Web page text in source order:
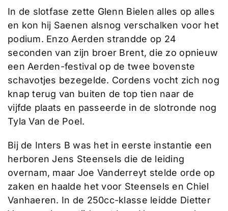
In de slotfase zette Glenn Bielen alles op alles
en kon hij Saenen alsnog verschalken voor het
podium. Enzo Aerden strandde op 24
seconden van zijn broer Brent, die zo opnieuw
een Aerden-festival op de twee bovenste
schavotjes bezegelde. Cordens vocht zich nog
knap terug van buiten de top tien naar de
vijfde plaats en passeerde in de slotronde nog
Tyla Van de Poel.
Bij de Inters B was het in eerste instantie een
herboren Jens Steensels die de leiding
overnam, maar Joe Vanderreyt stelde orde op
zaken en haalde het voor Steensels en Chiel
Vanhaeren. In de 250cc-klasse leidde Dietter